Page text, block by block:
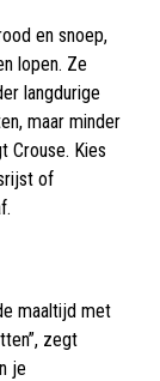
en snoep,
lopen. Ze
langdurige
maar minder
Crouse. Kies
of
maaltijd met
zegt
je